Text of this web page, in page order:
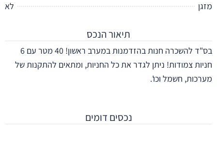
לא
תיאור הנכס
בס"ד להשכרה חנות בהזדמנות במערב ראשון! 40 מטר עם 6
צמודות! ניתן לגדר את כל החניות, ומתאים להתקנות של
חשמל וכו'.
נכסים דומים